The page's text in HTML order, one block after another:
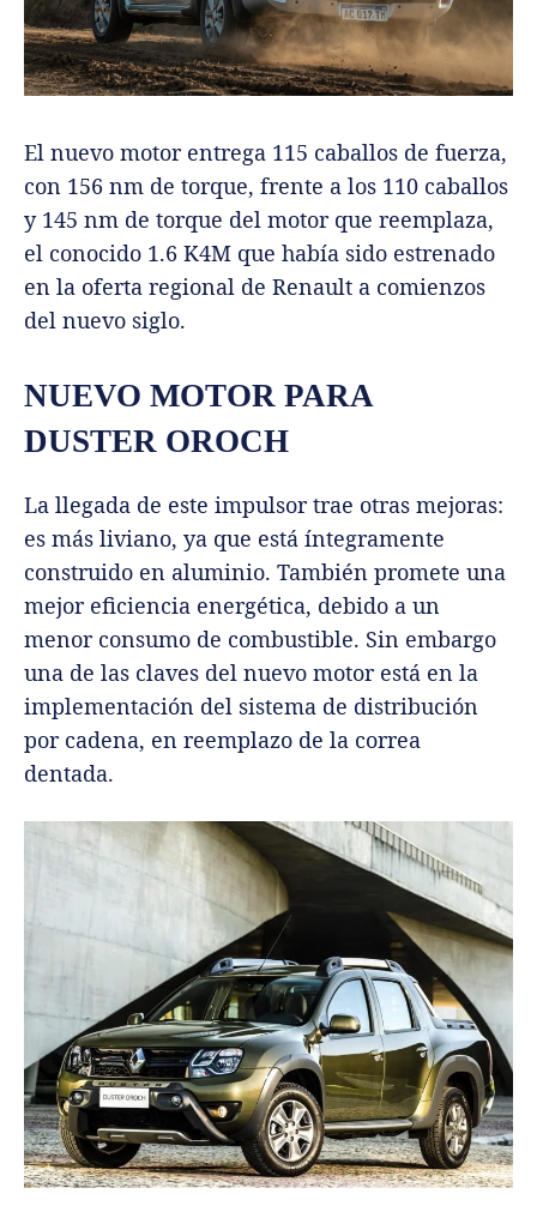
El nuevo motor entrega 115 caballos de fuerza,
con 156 nm de torque, frente a los 110 caballos
y 145 nm de torque del motor que reemplaza,
el conocido 1.6 K4M que había sido estrenado
en la oferta regional de Renault a comienzos
del nuevo siglo.
NUEVO MOTOR PARA
DUSTER OROCH
La llegada de este impulsor trae otras mejoras:
es más liviano, ya que está íntegramente
construido en aluminio. También promete una
mejor eficiencia energética, debido a un
menor consumo de combustible. Sin embargo
una de las claves del nuevo motor está en la
implementación del sistema de distribución
por cadena, en reemplazo de la correa
dentada.